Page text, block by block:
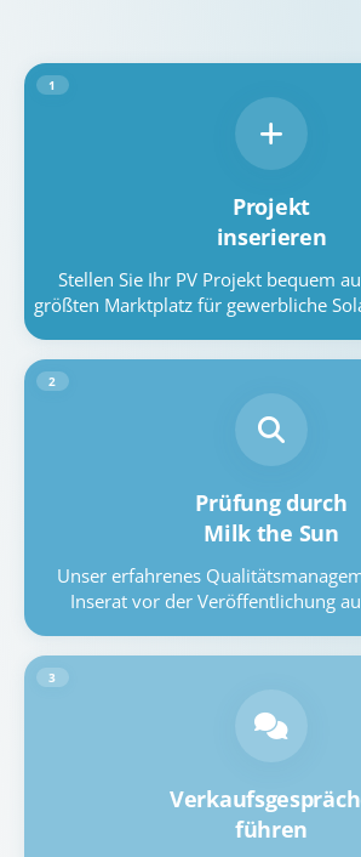
1
Projekt
inserieren
Stellen Sie Ihr PV Projekt bequem
größten Marktplatz für gewerbliche
2
Prüfung durch
Milk the Sun
Unser erfahrenes
Inserat vor der Veröffentlichung
3
führen